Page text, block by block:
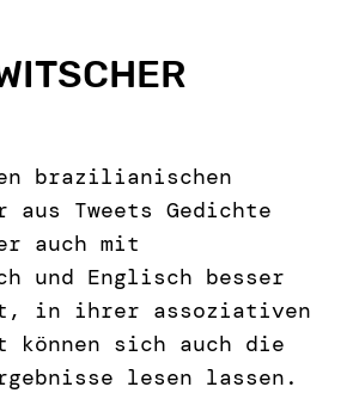
brazilianischen
Tweets Gedichte
auch mit
und Englisch besser
in ihrer assoziativen
können sich auch die
lesen lassen.